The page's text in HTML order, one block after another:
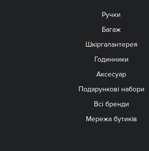
Ручки
Багаж
Шкіргалантерея
Годинники
Аксесуар
Подарункові набори
Всі бренди
Мережа бутиків